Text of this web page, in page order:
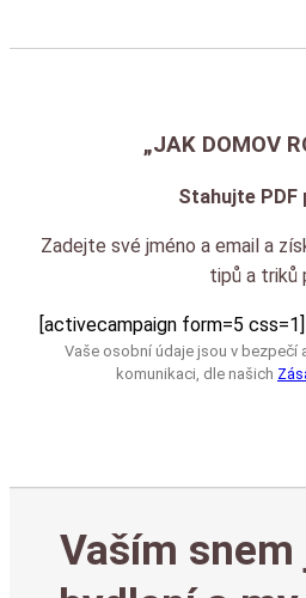
„JAK DOMOV
Stahujte PDF
Zadejte své jméno a email a
tipů a triků
[activecampaign form=5 css=1]
Vaše osobní údaje jsou v bezpečí
komunikaci, dle našich
Vaším snem